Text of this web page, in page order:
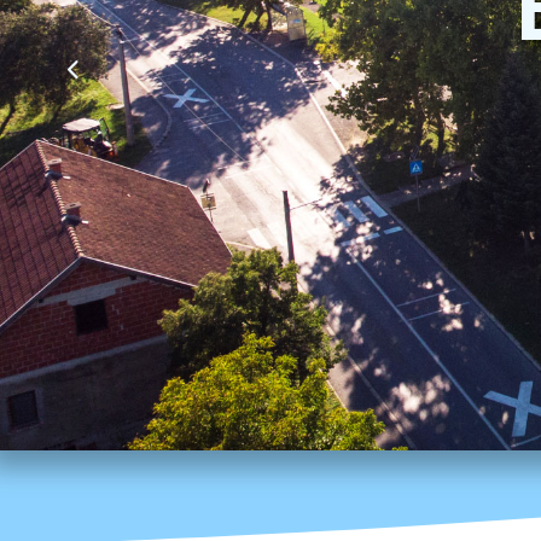
Izjava o pristupačnosti
Zaštita osobnih podataka
Strateški dokumenti
Ostali projekti